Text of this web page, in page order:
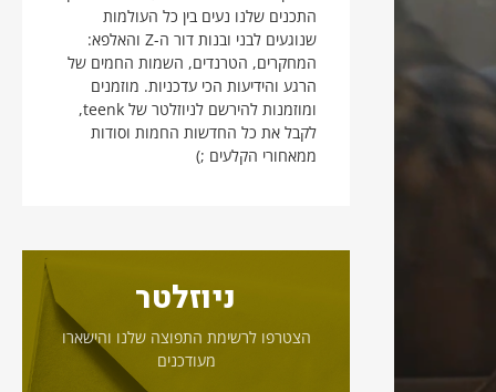
התכנים שלנו נעים בין כל העולמות
שנוגעים לבני ובנות דור ה-Z והאלפא:
המחקרים, הטרנדים, השמות החמים של
הרגע והידיעות הכי עדכניות. מוזמנים
ומוזמנות להירשם לניוזלטר של teenk,
לקבל את כל החדשות החמות וסודות
ממאחורי הקלעים ;)
ניוזלטר
הצטרפו לרשימת התפוצה שלנו והישארו
מעודכנים